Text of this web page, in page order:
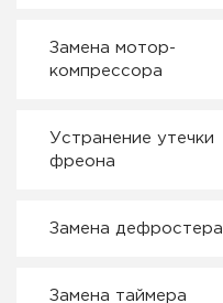
Замена мотор-
компрессора
Устранение утечки
фреона
Замена дефростера
Замена таймера